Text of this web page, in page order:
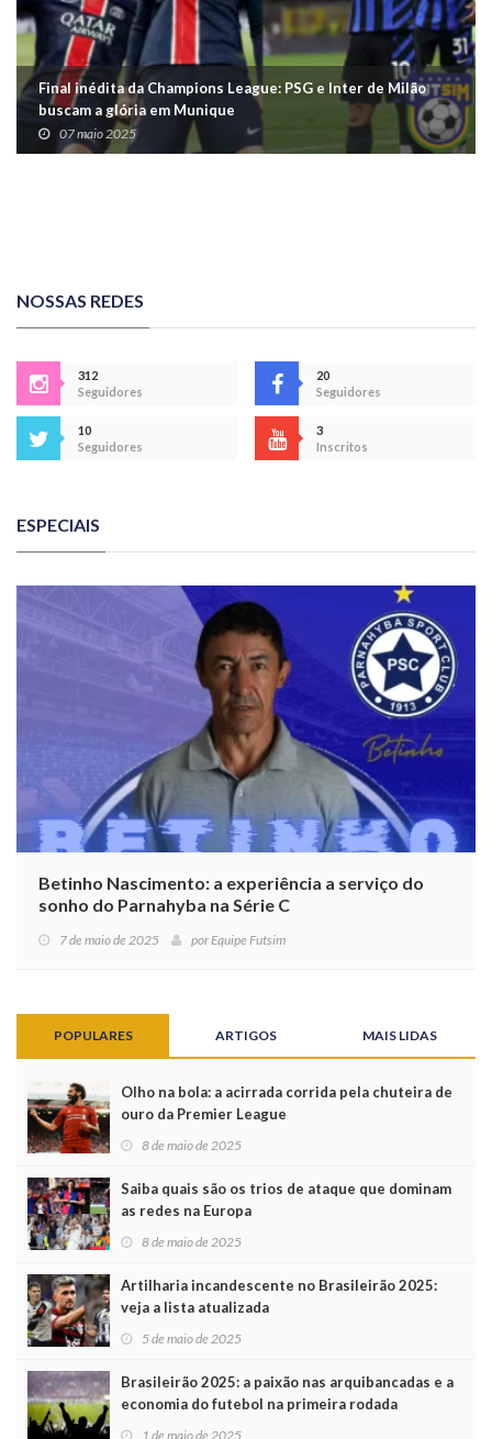
Final inédita da Champions League: PSG e Inter de Milão
buscam a glória em Munique
07 maio 2025
NOSSAS REDES
312
Seguidores
20
Seguidores
10
Seguidores
3
Inscritos
ESPECIAIS
Betinho Nascimento: a experiência a serviço do
sonho do Parnahyba na Série C
7 de maio de 2025 porEquipe Futsim
POPULARES ARTIGOS MAIS LIDAS
Olho na bola: a acirrada corrida pela chuteira de
ouro da Premier League
8 de maio de 2025
Saiba quais são os trios de ataque que dominam
as redes na Europa
8 de maio de 2025
Artilharia incandescente no Brasileirão 2025:
veja a lista atualizada
5 de maio de 2025
Brasileirão 2025: a paixão nas arquibancadas e a
economia do futebol na primeira rodada
1 de maio de 2025